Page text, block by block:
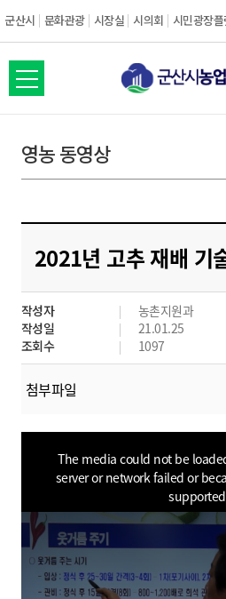
군산시 문화관광 시장실 시의회 시민광장
전
체
뉴
열
영농 동영상
2021년 고추 재배 기
작성자
농촌지원과
작성일
21.01.25
조회수
1097
첨부파일
This
The media could not be
server or network failed or